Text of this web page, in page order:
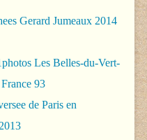
Gerard Jumeaux 2014
Les Belles-du-Vert-
93
de Paris en